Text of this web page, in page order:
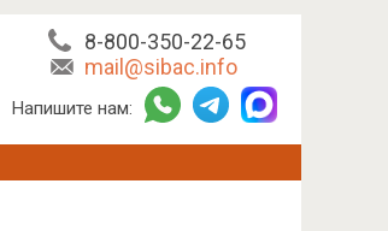
8-800-350-22-65
mail@sibac.info
Напишите нам: